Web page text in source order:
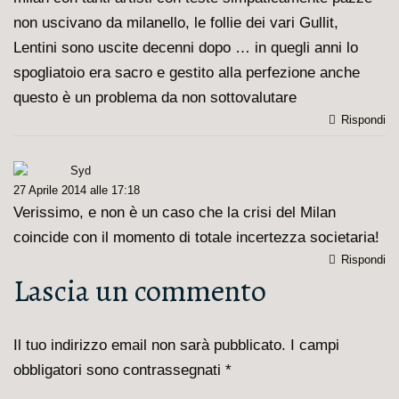
non uscivano da milanello, le follie dei vari Gullit,
Lentini sono uscite decenni dopo … in quegli anni lo
spogliatoio era sacro e gestito alla perfezione anche
questo è un problema da non sottovalutare
Rispondi
Syd
27 Aprile 2014 alle 17:18
Verissimo, e non è un caso che la crisi del Milan
coincide con il momento di totale incertezza societaria!
Rispondi
Lascia un commento
Il tuo indirizzo email non sarà pubblicato. I campi
obbligatori sono contrassegnati *